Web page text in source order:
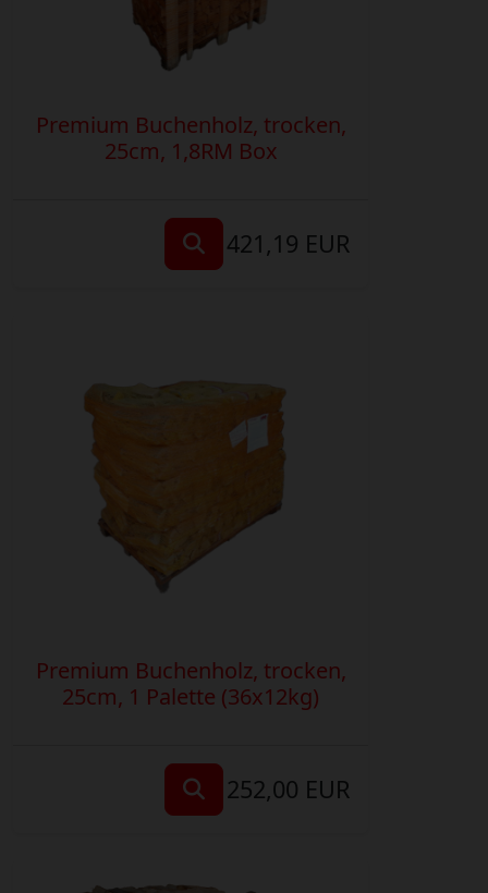
Premium Buchenholz, trocken,
25cm, 1,8RM Box
421,19 EUR
Premium Buchenholz, trocken,
25cm, 1 Palette (36x12kg)
252,00 EUR